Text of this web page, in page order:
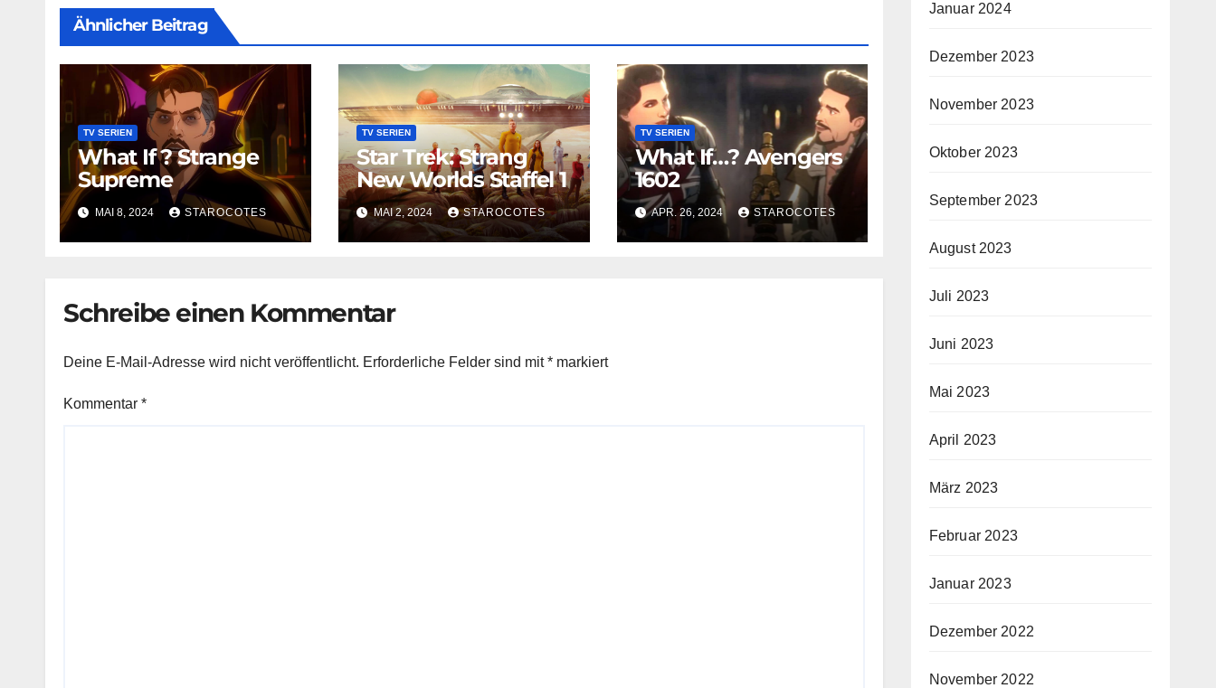
Ähnlicher Beitrag
TV SERIEN
What If ? Strange
Supreme
MAI 8, 2024 STAROCOTES
TV SERIEN
Star Trek: Strang
New Worlds Staffel 1
MAI 2, 2024 STAROCOTES
TV SERIEN
What If…? Avengers
1602
APR. 26, 2024 STAROCOTES
Schreibe einen Kommentar
Deine E-Mail-Adresse wird nicht veröffentlicht. Erforderliche Felder sind mit* markiert
Kommentar *
Januar 2024
Dezember 2023
November 2023
Oktober 2023
September 2023
August 2023
Juli 2023
Juni 2023
Mai 2023
April 2023
März 2023
Februar 2023
Januar 2023
Dezember 2022
November 2022